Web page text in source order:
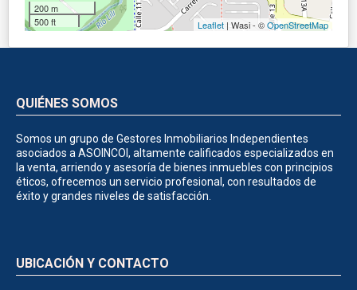
200 m
500 ft
Leaflet | Wasi - ©OpenStreetMap
QUIÉNES SOMOS
Somos un grupo de Gestores Inmobiliarios Independientes
asociados a ASOINCOI, altamente calificados especializados en
la venta, arriendo y asesoría de bienes inmuebles con principios
éticos, ofrecemos un servicio profesional, con resultados de
éxito y grandes niveles de satisfacción.
UBICACIÓN Y CONTACTO